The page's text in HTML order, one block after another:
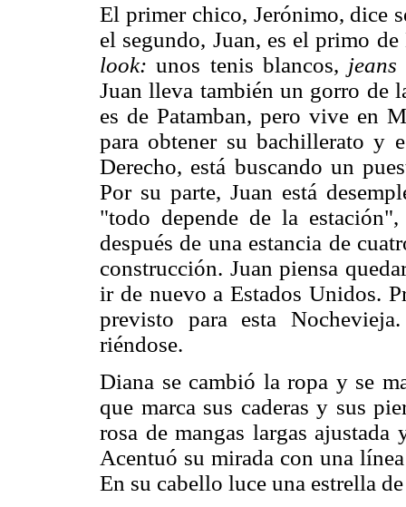
El primer chico, Jerónimo, dice
el segundo, Juan, es el primo
look: unos tenis blancos, jeans
Juan lleva también un gorro de
es de Patamban, pero vive en
para obtener su bachillerato y
Derecho, está buscando un
Por su parte, Juan está
"todo depende de la
después de una estancia de
construcción. Juan piensa
ir de nuevo a Estados Unidos.
previsto para esta
riéndose.
Diana se cambió la ropa y se
que marca sus caderas y sus
rosa de mangas largas
Acentuó su mirada con una
En su cabello luce una estrella